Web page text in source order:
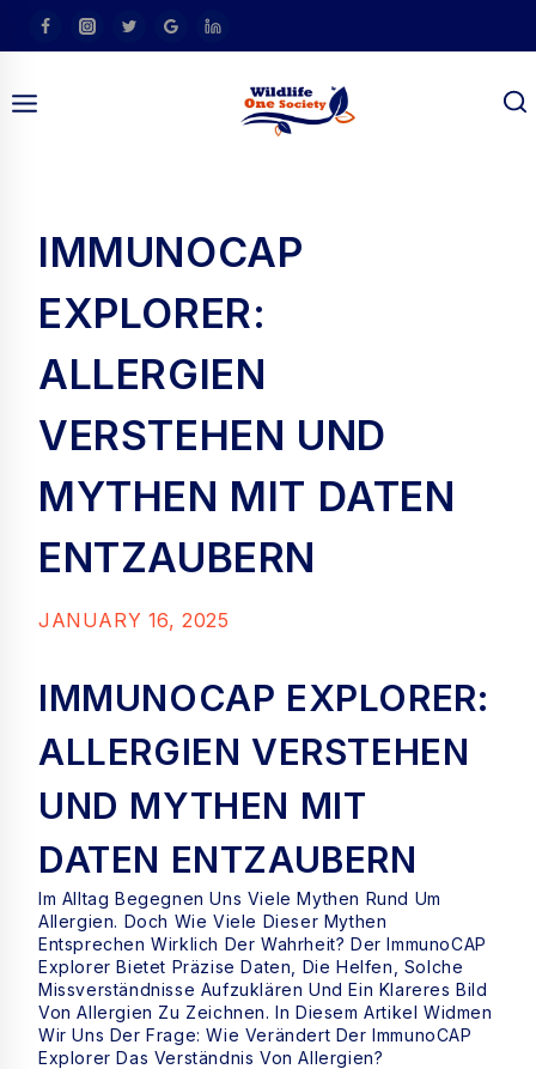
Content
IMMUNOCAP
EXPLORER:
ALLERGIEN
VERSTEHEN UND
MYTHEN MIT DATEN
ENTZAUBERN
JANUARY 16, 2025
IMMUNOCAP EXPLORER:
ALLERGIEN VERSTEHEN
UND MYTHEN MIT
DATEN ENTZAUBERN
Im Alltag Begegnen Uns Viele Mythen Rund Um
Allergien. Doch Wie Viele Dieser Mythen
Entsprechen Wirklich Der Wahrheit? Der ImmunoCAP
Explorer Bietet Präzise Daten, Die Helfen, Solche
Missverständnisse Aufzuklären Und Ein Klareres Bild
Von Allergien Zu Zeichnen. In Diesem Artikel Widmen
Wir Uns Der Frage: Wie Verändert Der ImmunoCAP
Explorer Das Verständnis Von Allergien?